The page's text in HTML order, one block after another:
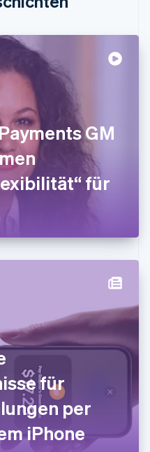
GM
für
für
per
iPhone